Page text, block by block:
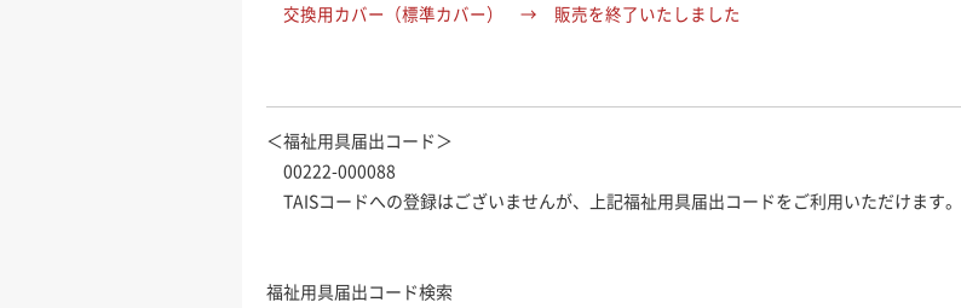
交換用カバー（標準カバー） → 販売を終了いたしました
＜福祉用具届出コード＞
00222-000088
TAISコードへの登録はございませんが、上記福祉用具届出コードをご利用いただけます。
福祉用具届出コード検索